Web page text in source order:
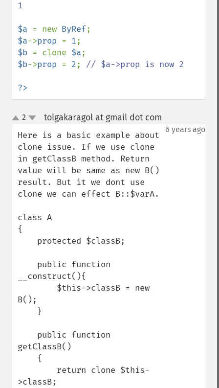
1
$a = new ByRef
$a->prop = 1
$b = clone $a
$b->prop = 2; // $a->prop is now 2
?>
up
down
2 tolgakaragol at gmail dot com
6 years ago
Here is a basic example about
clone issue. If we use clone
in getClassB method. Return
value will be same as new B()
result. But it we dont use
clone we can effect B::$varA.
class A
{
__construct(){
B();
getClassB()
>classB;